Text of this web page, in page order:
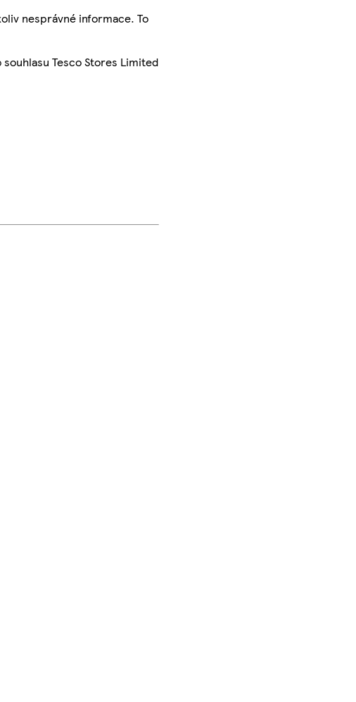
nesprávné informace. To
Tesco Stores Limited